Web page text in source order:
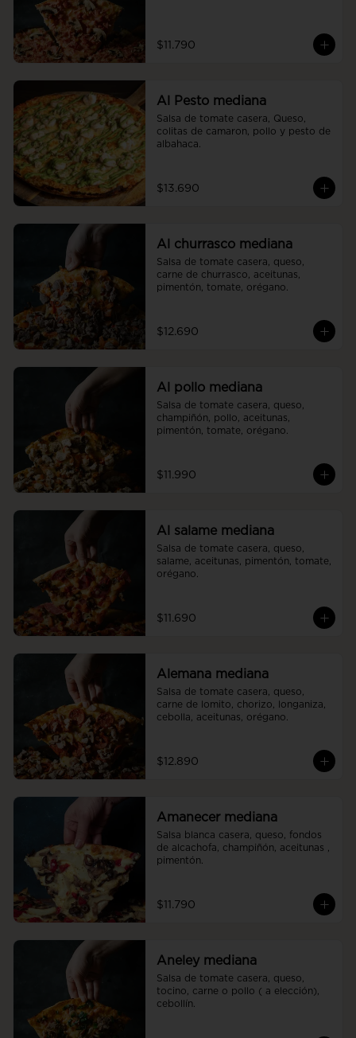
$11.790
Al Pesto mediana
Salsa de tomate casera, Queso,
colitas de camaron, pollo y pesto de
albahaca.
$13.690
Al churrasco mediana
Salsa de tomate casera, queso,
carne de churrasco, aceitunas,
pimentón, tomate, orégano.
$12.690
Al pollo mediana
Salsa de tomate casera, queso,
champiñón, pollo, aceitunas,
pimentón, tomate, orégano.
$11.990
Al salame mediana
Salsa de tomate casera, queso,
salame, aceitunas, pimentón, tomate,
orégano.
$11.690
Alemana mediana
Salsa de tomate casera, queso,
carne de lomito, chorizo, longaniza,
cebolla, aceitunas, orégano.
$12.890
Amanecer mediana
Salsa blanca casera, queso, fondos
de alcachofa, champiñón, aceitunas ,
pimentón.
$11.790
Aneley mediana
Salsa de tomate casera, queso,
tocino, carne o pollo ( a elección),
cebollín.